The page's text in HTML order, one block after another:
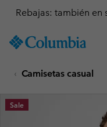
TO
SKIP
MAIN
NAV
Rebajas: también en
Camisetas casual
Sale